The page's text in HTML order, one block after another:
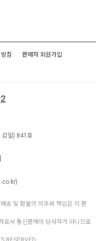
침 판매자 회원가입
감일) 841호
)
송 및 환불의 의무와 책임은 각 판
로서 통신판매의 당사자가 아니므로